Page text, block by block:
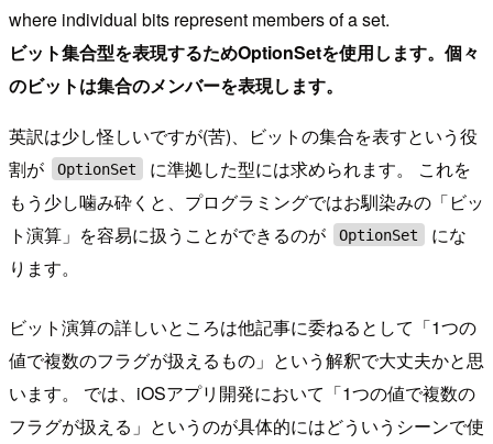
where individual bits represent members of a set.
ビット集合型を表現するためOptionSetを使用します。個々
のビットは集合のメンバーを表現します。
英訳は少し怪しいですが(苦)、ビットの集合を表すという役
割が
OptionSet
に準拠した型には求められます。 これを
もう少し噛み砕くと、プログラミングではお馴染みの「ビッ
ト演算」を容易に扱うことができるのが
OptionSet
にな
ります。
ビット演算の詳しいところは他記事に委ねるとして「1つの
値で複数のフラグが扱えるもの」という解釈で大丈夫かと思
います。 では、iOSアプリ開発において「1つの値で複数の
フラグが扱える」というのが具体的にはどういうシーンで使